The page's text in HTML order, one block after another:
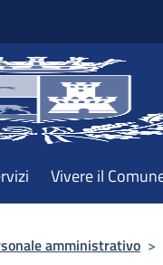
Vivere il
amministrativo >